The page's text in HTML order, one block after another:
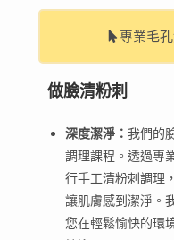
專業毛
做臉清粉刺
深度潔淨：我們的
調理課程。透過專
行手工清粉刺調理
讓肌膚感到潔淨。
您在輕鬆愉快的環